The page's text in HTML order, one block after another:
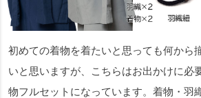
初めての着物を着たいと思っても何から
いと思いますが、こちらはお出かけに必
物フルセットになっています。着物・羽